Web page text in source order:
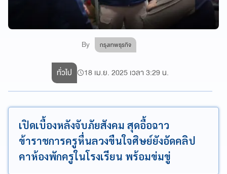
By กรุงเทพธุรกิจ
ทั่วไป 18 เม.ย. 2025 เวลา 3:29 น.
เปิดเบื้องหลังจับภัยสังคม สุดอื้อฉาว
ข้าราชการครูหื่นลวงขืนใจศิษย์ยังอัดคลิป
คาห้องพักครูในโรงเรียน พร้อมข่มขู่